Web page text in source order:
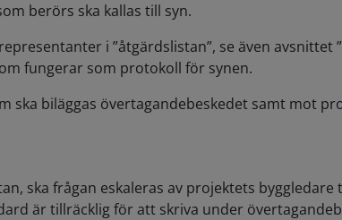
berörs ska kallas till syn.
i ”åtgärdslistan”, se även avsnittet
fungerar som protokoll för synen.
biläggas övertagandebeskedet samt mot
ska frågan eskaleras av projektets
är tillräcklig för att skriva under